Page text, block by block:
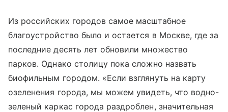
Из российских городов самое масштабное
благоустройство было и остается в Москве, где за
последние десять лет обновили множество
парков. Однако столицу пока сложно назвать
биофильным городом. «Если взглянуть на карту
озеленения города, мы можем увидеть, что водно-
зеленый каркас города раздроблен, значительная